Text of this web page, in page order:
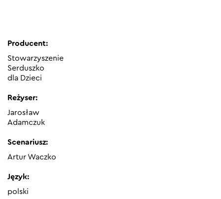
Producent:
Stowarzyszenie
Serduszko
dla Dzieci
Reżyser:
Jarosław
Adamczuk
Scenariusz:
Artur Waczko
Język:
polski